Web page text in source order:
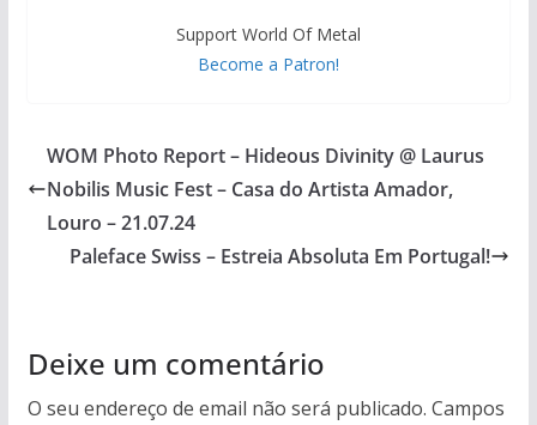
Support World Of Metal
Become a Patron!
WOM Photo Report – Hideous Divinity @ Laurus
Nobilis Music Fest – Casa do Artista Amador,
Louro – 21.07.24
Paleface Swiss – Estreia Absoluta Em Portugal!
Deixe um comentário
O seu endereço de email não será publicado. Campos